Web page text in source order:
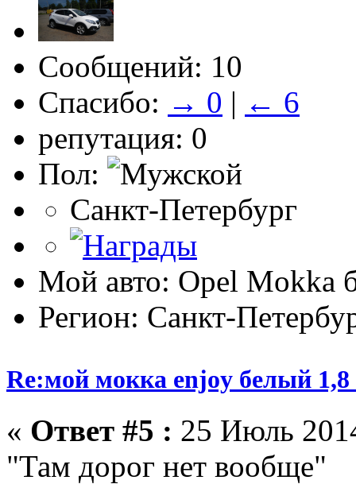
Сообщений: 10
Спасибо: → 0 | ← 6
репутация: 0
Пол:
Санкт-Петербург
Мой авто: Opel
Регион: Санкт-
Re:мой мокка enjoy белый
« Ответ #5 : 25 Июль
"Там дорог нет вообще"